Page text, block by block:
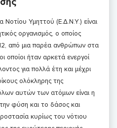
Υμηττού (Ε.Δ.Ν.Υ.) είναι
οργανισμός, ο οποίος
από μια παρέα ανθρώπων στα
οποίοι ήταν αρκετά ενεργοί
για πολλά έτη και μέχρι
ολόκληρης της
αυτών των ατόμων είναι η
φύση και το δάσος και
κυρίως του νότιου